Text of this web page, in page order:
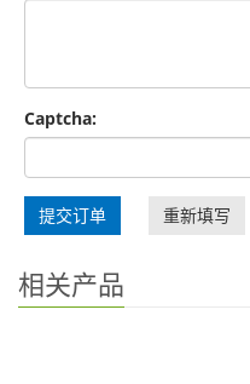
Captcha:
提交订单 重新填写
相关产品